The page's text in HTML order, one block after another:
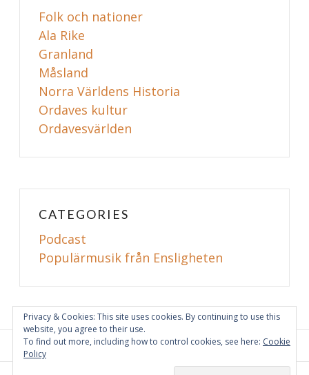
Folk och nationer
Ala Rike
Granland
Måsland
Norra Världens Historia
Ordaves kultur
Ordavesvärlden
CATEGORIES
Podcast
Populärmusik från Ensligheten
Privacy & Cookies: This site uses cookies. By continuing to use this
website, you agree to their use.
To find out more, including how to control cookies, see here: Cookie
Policy